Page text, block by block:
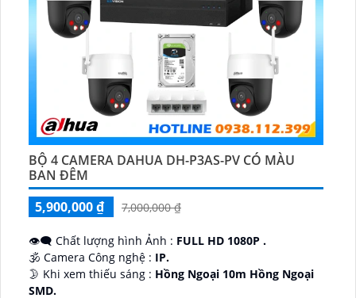
BỘ 4 CAMERA DAHUA DH-P3AS-PV CÓ MÀU
BAN ĐÊM
5,900,000 ₫
7,000,000 ₫
👁️‍🗨 Chất lượng hình Ảnh : FULL HD 1080P .
🕉️ Camera Công nghệ : IP.
🌛 Khi xem thiếu sáng : Hồng Ngoại 10m Hồng Ngoại
SMD.